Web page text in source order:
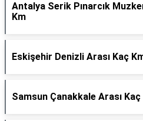
Antalya Serik Pınarcık
Km
Eskişehir Denizli Arası Kaç
Samsun Çanakkale Arası Kaç